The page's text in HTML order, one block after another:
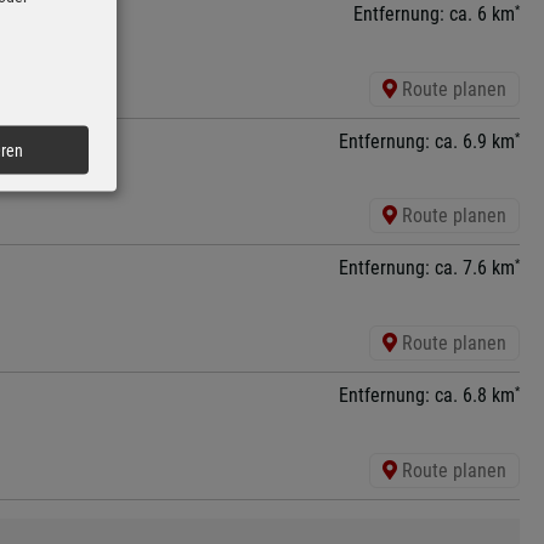
Entfernung: ca. 6 km*
Route planen
Entfernung: ca. 6.9 km*
Route planen
Entfernung: ca. 7.6 km*
Route planen
Entfernung: ca. 6.8 km*
Route planen